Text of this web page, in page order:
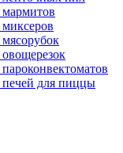
для пиццы